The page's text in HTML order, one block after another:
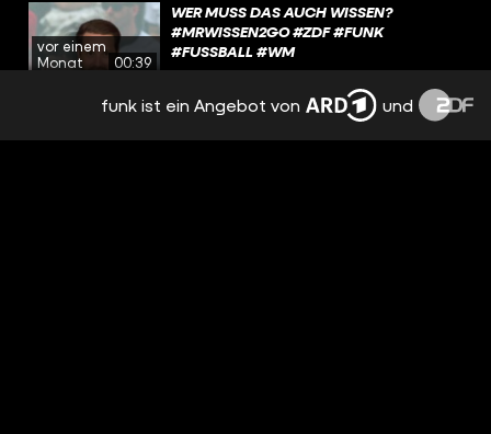
vor einem
Monat
00:39
WER MUSS DAS AUCH WISSEN?
#MRWISSEN2GO #ZDF #FUNK
#FUSSBALL #WM
vor einem
FUSSBALL ALS STRESSFAKTOR? WIE S
IEHT ES BEI EUCH AUS? #MRWISSEN2GO #
funk ist ein Angebot von und